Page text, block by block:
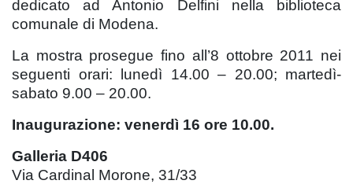
dedicato ad Antonio Delfini nella biblioteca
comunale di Modena.
La mostra prosegue fino all’8 ottobre 2011 nei
seguenti orari: lunedì 14.00 – 20.00; martedì-
sabato 9.00 – 20.00.
Inaugurazione: venerdì 16 ore 10.00.
Galleria D406
Via Cardinal Morone, 31/33